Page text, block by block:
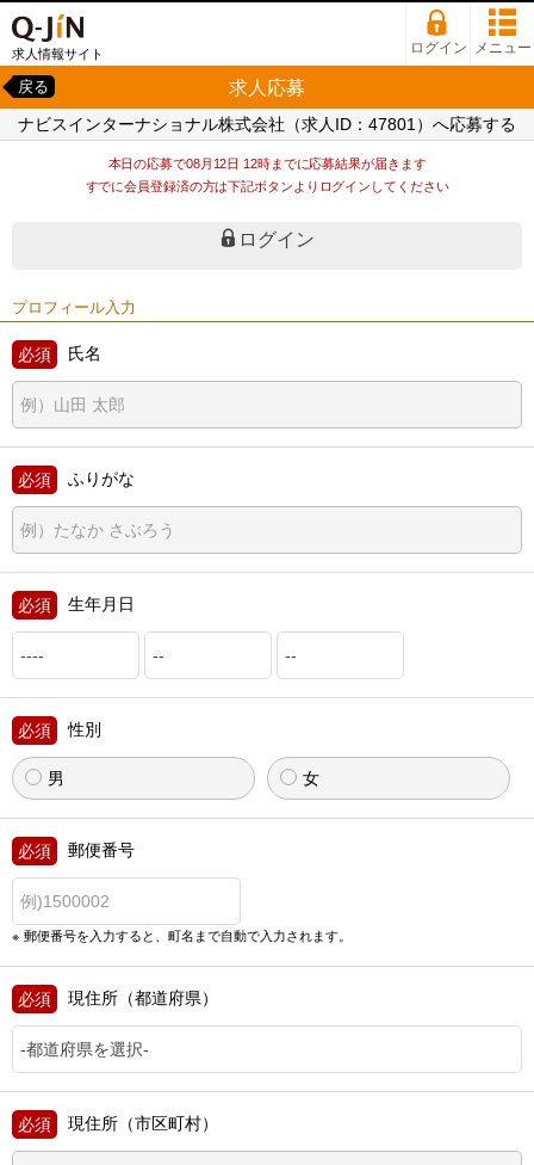
求人情報サイト ログイン メニュー
求人応募
戻る
ナビスインターナショナル株式会社（求人ID：47801）へ応募する
本日の応募で08月12日 12時までに応募結果が届きます
すでに会員登録済の方は下記ボタンよりログインしてください
ログイン
プロフィール入力
氏名
ふりがな
生年月日
性別
男 女
郵便番号
郵便番号を入力すると、町名まで自動で入力されます。
現住所（都道府県）
現住所（市区町村）